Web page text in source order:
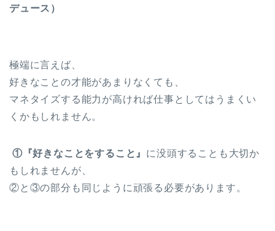
デュース）
極端に言えば、
好きなことの才能があまりなくても、
マネタイズする能力が高ければ仕事としてはうまくい
くかもしれません。
①『好きなことをすること』 に没頭することも大切か
もしれませんが、
②と③の部分も同じように頑張る必要があります。